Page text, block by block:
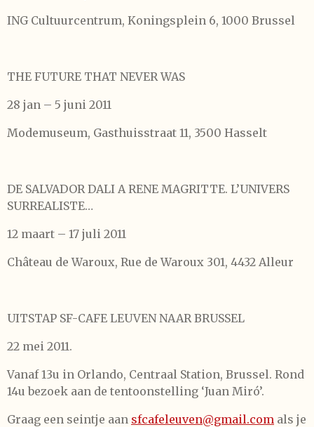
ING Cultuurcentrum, Koningsplein 6, 1000 Brussel
THE FUTURE THAT NEVER WAS
28 jan – 5 juni 2011
Modemuseum, Gasthuisstraat 11, 3500 Hasselt
DE SALVADOR DALI A RENE MAGRITTE. L’UNIVERS
SURREALISTE…
12 maart – 17 juli 2011
Château de Waroux, Rue de Waroux 301, 4432 Alleur
UITSTAP SF-CAFE LEUVEN NAAR BRUSSEL
22 mei 2011.
Vanaf 13u in Orlando, Centraal Station, Brussel. Rond
14u bezoek aan de tentoonstelling ‘Juan Miró’.
Graag een seintje aan sfcafeleuven@gmail.com als je